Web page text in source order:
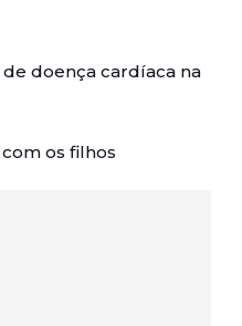
doença cardíaca na
os filhos